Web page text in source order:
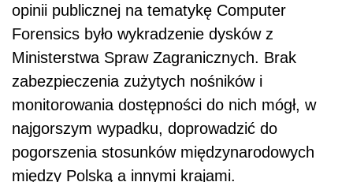
opinii publicznej na tematykę Computer
Forensics było wykradzenie dysków z
Ministerstwa Spraw Zagranicznych. Brak
zabezpieczenia zużytych nośników i
monitorowania dostępności do nich mógł, w
najgorszym wypadku, doprowadzić do
pogorszenia stosunków międzynarodowych
między Polską a innymi krajami.